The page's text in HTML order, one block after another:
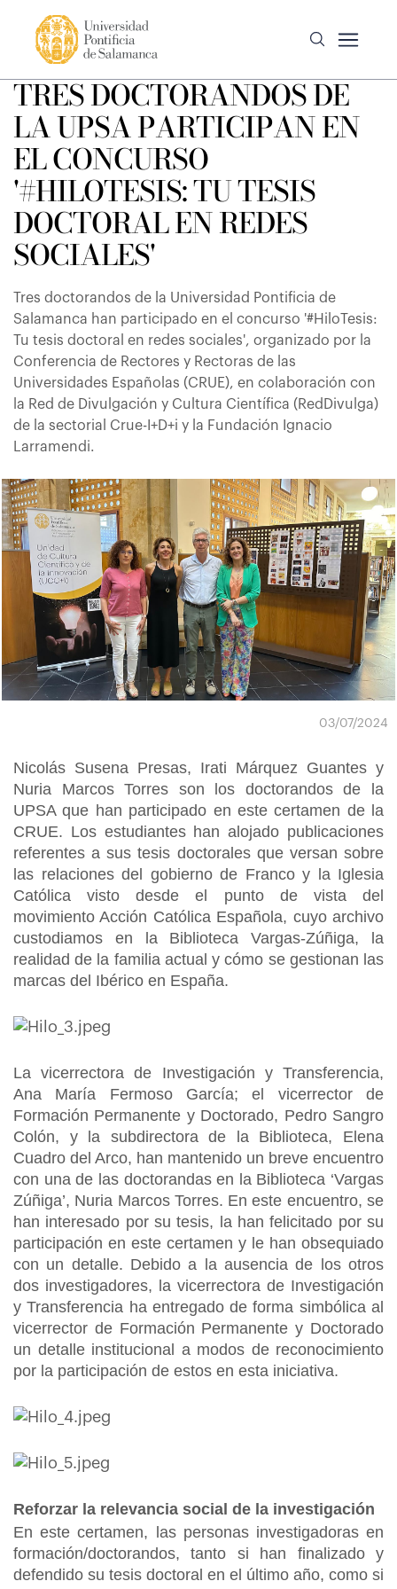
TRES DOCTORANDOS DE
LA UPSA PARTICIPAN EN
EL CONCURSO
'#HILOTESIS: TU TESIS
DOCTORAL EN REDES
SOCIALES'
Tres doctorandos de la Universidad Pontificia de
Salamanca han participado en el concurso '#HiloTesis:
Tu tesis doctoral en redes sociales', organizado por la
Conferencia de Rectores y Rectoras de las
Universidades Españolas (CRUE), en colaboración con
la Red de Divulgación y Cultura Científica (RedDivulga)
de la sectorial Crue-I+D+i y la Fundación Ignacio
Larramendi.
03/07/2024
Nicolás Susena Presas, Irati Márquez Guantes y
Nuria Marcos Torres son los doctorandos de la
UPSA que han participado en este certamen de la
CRUE. Los estudiantes han alojado publicaciones
referentes a sus tesis doctorales que versan sobre
las relaciones del gobierno de Franco y la Iglesia
Católica visto desde el punto de vista del
movimiento Acción Católica Española, cuyo archivo
custodiamos en la Biblioteca Vargas-Zúñiga, la
realidad de la familia actual y cómo se gestionan las
marcas del Ibérico en España.
La vicerrectora de Investigación y Transferencia,
Ana María Fermoso García; el vicerrector de
Formación Permanente y Doctorado, Pedro Sangro
Colón, y la subdirectora de la Biblioteca, Elena
Cuadro del Arco, han mantenido un breve encuentro
con una de las doctorandas en la Biblioteca ‘Vargas
Zúñiga’, Nuria Marcos Torres. En este encuentro, se
han interesado por su tesis, la han felicitado por su
participación en este certamen y le han obsequiado
con un detalle. Debido a la ausencia de los otros
dos investigadores, la vicerrectora de Investigación
y Transferencia ha entregado de forma simbólica al
vicerrector de Formación Permanente y Doctorado
un detalle institucional a modos de reconocimiento
por la participación de estos en esta iniciativa.
Reforzar la relevancia social de la investigación
En este certamen, las personas investigadoras en
formación/doctorandos, tanto si han finalizado y
defendido su tesis doctoral en el último año, como si